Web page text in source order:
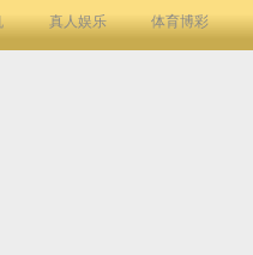
真人娱乐 体育博彩